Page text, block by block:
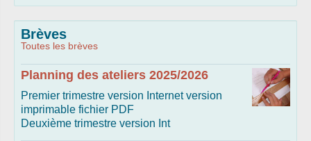
Brèves
Toutes les brèves
Planning des ateliers 2025/2026
Premier trimestre version Internet version
imprimable fichier PDF
Deuxième trimestre version Int